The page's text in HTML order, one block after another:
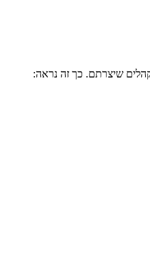
שיצרתם. כך זה נראה: